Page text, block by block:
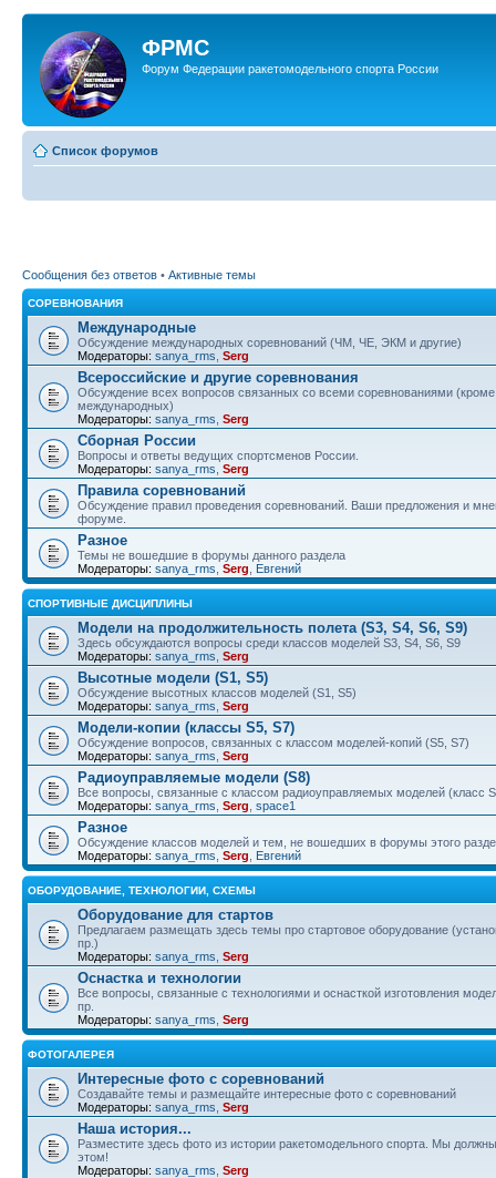
ФРМС
Форум Федерации ракетомодельного спорта России
Список форумов
Сообщения без ответов • Активные темы
СОРЕВНОВАНИЯ
Международные
Обсуждение международных соревнований (ЧМ, ЧЕ, ЭКМ и другие)
Модераторы: sanya_rms Serg
Всероссийские и другие соревнования
Обсуждение всех вопросов связанных со всеми соревнованиями (кроме
международных)
Модераторы: sanya_rms Serg
Сборная России
Вопросы и ответы ведущих спортсменов России.
Модераторы: sanya_rms Serg
Правила соревнований
Обсуждение правил проведения соревнований. Ваши предложения и
форуме.
Разное
Темы не вошедшие в форумы данного раздела
Модераторы: sanya_rms Serg Евгений
СПОРТИВНЫЕ ДИСЦИПЛИНЫ
Модели на продолжительность полета (S3, S4, S6, S9)
Здесь обсуждаются вопросы среди классов моделей S3, S4, S6, S9
Модераторы: sanya_rms Serg
Высотные модели (S1, S5)
Обсуждение высотных классов моделей (S1, S5)
Модераторы: sanya_rms Serg
Модели-копии (классы S5, S7)
Обсуждение вопросов, связанных с классом моделей-копий (S5, S7)
Модераторы: sanya_rms Serg
Радиоуправляемые модели (S8)
Все вопросы, связанные с классом радиоуправляемых моделей (класс
Модераторы: sanya_rms Serg space1
Разное
Обсуждение классов моделей и тем, не вошедших в форумы этого
Модераторы: sanya_rms Serg Евгений
ОБОРУДОВАНИЕ, ТЕХНОЛОГИИ, СХЕМЫ
Оборудование для стартов
Предлагаем размещать здесь темы про стартовое оборудование
пр.)
Модераторы: sanya_rms Serg
Оснастка и технологии
Все вопросы, связанные с технологиями и оснасткой изготовления
пр.
Модераторы: sanya_rms Serg
ФОТОГАЛЕРЕЯ
Интересные фото с соревнований
Создавайте темы и размещайте интересные фото с соревнований
Модераторы: sanya_rms Serg
Наша история...
Разместите здесь фото из истории ракетомодельного спорта. Мы
этом!
Модераторы: sanya_rms Serg